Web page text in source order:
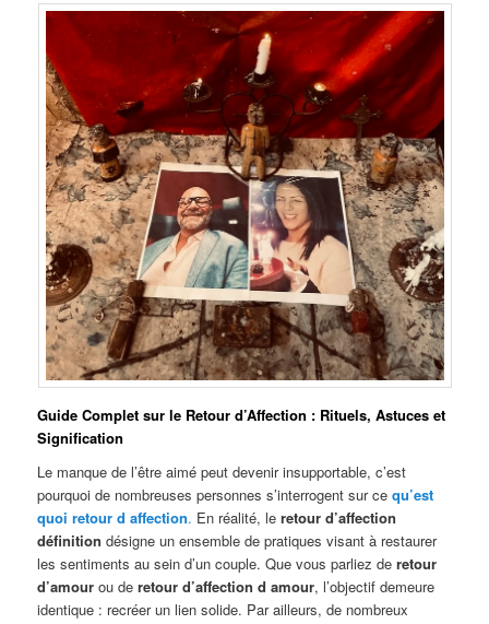
Guide Complet sur le Retour d’Affection : Rituels, Astuces et
Signification
Le manque de l’être aimé peut devenir insupportable, c’est
pourquoi de nombreuses personnes s’interrogent sur cequ’est
quoi retour d affection. En réalité, leretour d’affection
définition désigne un ensemble de pratiques visant à restaurer
les sentiments au sein d’un couple. Que vous parliez deretour
d’amour ou deretour d’affection d amour, l’objectif demeure
identique : recréer un lien solide. Par ailleurs, de nombreux